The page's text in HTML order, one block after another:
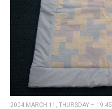
2004 MARCH 11, THURSDAY – 19:45